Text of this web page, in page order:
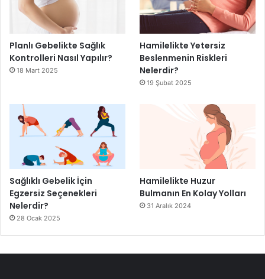
Planlı Gebelikte Sağlık
Kontrolleri Nasıl Yapılır?
18 Mart 2025
Hamilelikte Yetersiz
Beslenmenin Riskleri
Nelerdir?
19 Şubat 2025
Sağlıklı Gebelik İçin
Egzersiz Seçenekleri
Nelerdir?
28 Ocak 2025
Hamilelikte Huzur
Bulmanın En Kolay Yolları
31 Aralık 2024